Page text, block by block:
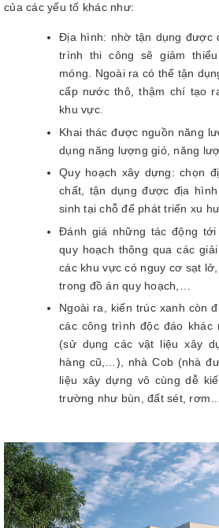
của các yếu tố khác như:
Địa hình: nhờ tận dụng được
trình thi công sẽ giảm
móng. Ngoài ra có thể tận
cấp nước thô, thậm chí tạo
khu vực.
Khai thác được nguồn năng
dụng năng lượng gió, năng
Quy hoạch xây dựng: chọn
chất, tận dụng được địa
sinh tại chỗ để phát triển xu
Đánh giá những tác động
quy hoạch thông qua các
các khu vực có nguy cơ sạt
trong đồ án quy hoạch,…
Ngoài ra, kiến trúc xanh còn
các công trình độc đáo khác
(sử dụng các vật liệu xây
hàng cũ,…), nhà Cob (nhà
liệu xây dựng vô cùng dễ
trường như bùn, đất sét,